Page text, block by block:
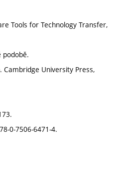
Tools for Technology Transfer,
podobě.
Cambridge University Press,
0-7506-6471-4.